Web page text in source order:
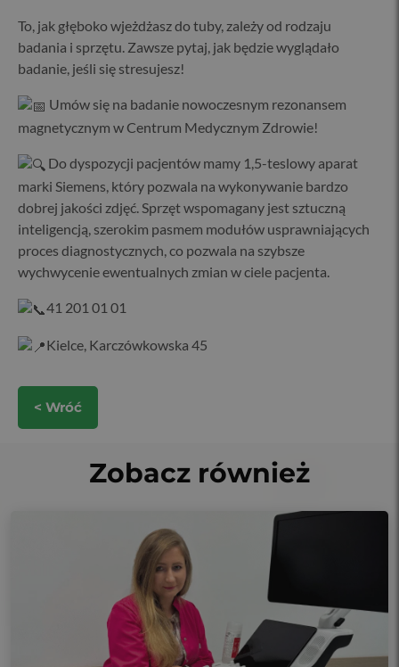
To, jak głęboko wjeżdżasz do tuby, zależy od rodzaju
badania i sprzętu. Zawsze pytaj, jak będzie wyglądało
badanie, jeśli się stresujesz!
Umów się na badanie nowoczesnym rezonansem
magnetycznym w Centrum Medycznym Zdrowie!
Do dyspozycji pacjentów mamy 1,5-teslowy aparat
marki Siemens, który pozwala na wykonywanie bardzo
dobrej jakości zdjęć. Sprzęt wspomagany jest sztuczną
inteligencją, szerokim pasmem modułów usprawniających
proces diagnostycznych, co pozwala na szybsze
wychwycenie ewentualnych zmian w ciele pacjenta.
41 201 01 01
Kielce, Karczówkowska 45
< Wróć
Zobacz również